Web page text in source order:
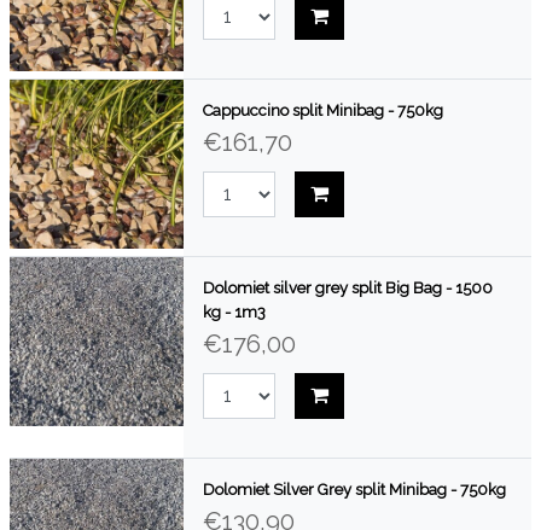
Cappuccino split Minibag - 750kg
€161,70
Dolomiet silver grey split Big Bag - 1500
kg - 1m3
€176,00
Dolomiet Silver Grey split Minibag - 750kg
€130,90